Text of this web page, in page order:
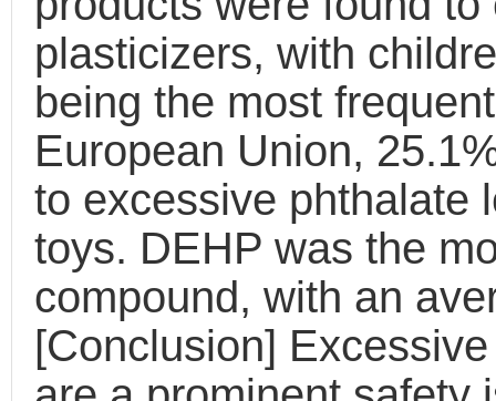
plasticizers, with
being the most
European Union,
to excessive phthalate
toys. DEHP was the
compound, with an
[Conclusion]